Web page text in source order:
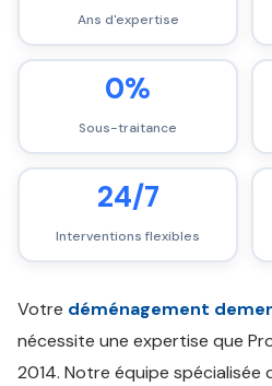
Ans d'expertise
0%
Sous-traitance
24/7
Interventions flexibles
Votre déménagement
nécessite une expertise que
2014. Notre équipe spécialisée